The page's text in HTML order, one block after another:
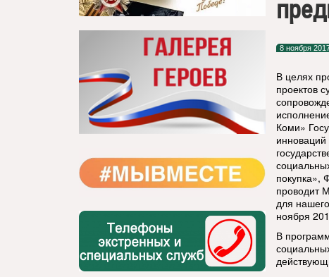
8 ноября
В целях
проектов
Коми»
покупка»,
проводит
для
ноября
В